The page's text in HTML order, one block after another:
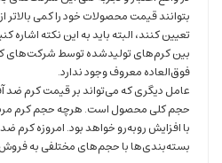
بتوانند قیمت محصولات خود را کمی بالاتر
تعیین کنند، البته باید به این نکته اشاره
بین کرم‌های تولیدشده توسط شرکت‌های
فوق‌العاده معروف وجود ندارد.
عامل دیگری که می‌تواند بر قیمت کرم ضد
حجم کلی محصول است. هرچه حجم کرم
با افزایش روبه‌رو خواهد بود. امروزه کرم
بسته‌بندی‌ها با حجم‌های مختلفی به